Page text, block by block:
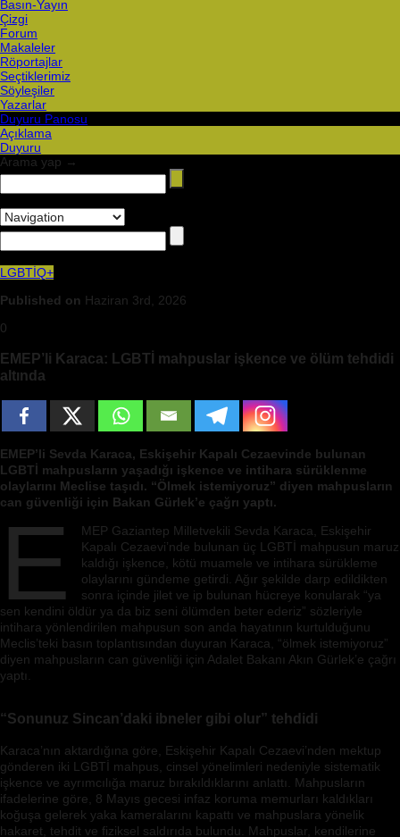
Basın-Yayın
Çizgi
Forum
Makaleler
Röportajlar
Seçtiklerimiz
Söyleşiler
Yazarlar
Duyuru Panosu
Açıklama
Duyuru
Arama yap →
LGBTİQ+
Published on Haziran 3rd, 2026
0
EMEP’li Karaca: LGBTİ mahpuslar işkence ve ölüm tehdidi
altında
EMEP’li Sevda Karaca, Eskişehir Kapalı Cezaevinde bulunan
LGBTİ mahpusların yaşadığı işkence ve intihara sürüklenme
olaylarını Meclise taşıdı. “Ölmek istemiyoruz” diyen mahpusların
can güvenliği için Bakan Gürlek’e çağrı yaptı.
E
MEP Gaziantep Milletvekili Sevda Karaca, Eskişehir
Kapalı Cezaevi’nde bulunan üç LGBTİ mahpusun maruz
kaldığı işkence, kötü muamele ve intihara sürükleme
olaylarını gündeme getirdi. Ağır şekilde darp edildikten
sonra içinde jilet ve ip bulunan hücreye konularak “ya
sen kendini öldür ya da biz seni ölümden beter ederiz” sözleriyle
intihara yönlendirilen mahpusun son anda hayatının kurtulduğunu
Meclis’teki basın toplantısından duyuran Karaca, “ölmek istemiyoruz”
diyen mahpusların can güvenliği için Adalet Bakanı Akın Gürlek’e çağrı
yaptı.
“Sonunuz Sincan’daki ibneler gibi olur” tehdidi
Karaca’nın aktardığına göre, Eskişehir Kapalı Cezaevi’nden mektup
gönderen iki LGBTİ mahpus, cinsel yönelimleri nedeniyle sistematik
işkence ve ayrımcılığa maruz bırakıldıklarını anlattı. Mahpusların
ifadelerine göre, 8 Mayıs gecesi infaz koruma memurları kaldıkları
koğuşa gelerek yaka kameralarını kapattı ve mahpuslara yönelik
hakaret, tehdit ve fiziksel saldırıda bulundu. Mahpuslar, kendilerine